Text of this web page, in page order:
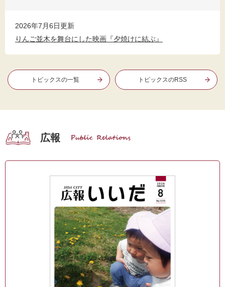
2026年7月6日更新
りんご並木を舞台にした映画『夕焼けに結ぶ』
トピックスの一覧 トピックスのRSS
広報